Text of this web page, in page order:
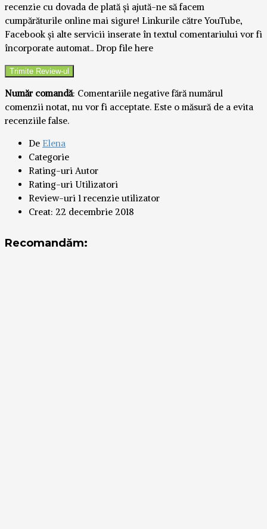
recenzie cu dovada de plată și ajută-ne să facem
cumpărăturile online mai sigure! Linkurile către YouTube,
Facebook și alte servicii inserate în textul comentariului vor fi
încorporate automat.. Drop file here
Număr comandă: Comentariile negative fără numărul
comenzii notat, nu vor fi acceptate. Este o măsură de a evita
recenziile false.
De Elena
Categorie
Rating-uri Autor
Rating-uri Utilizatori
Review-uri 1 recenzie utilizator
Creat: 22 decembrie 2018
Recomandăm: